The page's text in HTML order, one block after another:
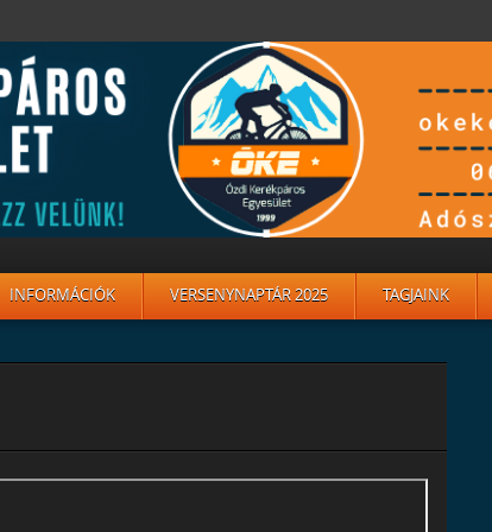
INFORMÁCIÓK VERSENYNAPTÁR 2025 TAGJAINK